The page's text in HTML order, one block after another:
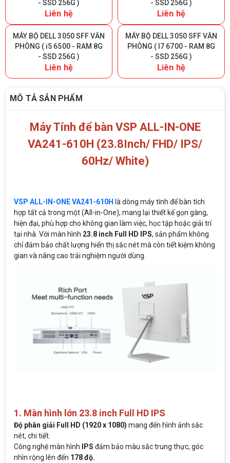
- SSD 256G )
Liên hệ
- SSD 256G )
Liên hệ
MÁY BỘ DELL 3050 SFF VĂN
PHÒNG ( i5 6500 - RAM 8G
- SSD 256G )
Liên hệ
MÁY BỘ DELL 3050 SFF VĂN
PHÒNG ( I7 6700 - RAM 8G
- SSD 256G )
Liên hệ
MÔ TẢ SẢN PHẨM
Máy Tính để bàn VSP ALL-IN-ONE
VA241-610H (23.8Inch/ FHD/ IPS/
60Hz/ White)
VSP ALL-IN-ONE VA241-610H là dòng máy tính để bàn tích
hợp tất cả trong một (All-in-One), mang lại thiết kế gọn gàng,
hiện đại, phù hợp cho không gian làm việc, học tập hoặc giải trí
tại nhà. Với màn hình 23.8 inch Full HD IPS, sản phẩm không
chỉ đảm bảo chất lượng hiển thị sắc nét mà còn tiết kiệm không
gian và nâng cao trải nghiệm người dùng.
1. Màn hình lớn 23.8 inch Full HD IPS
Độ phân giải Full HD (1920 x 1080) mang đến hình ảnh sắc
nét, chi tiết.
Công nghệ màn hình IPS đảm bảo màu sắc trung thực, góc
nhìn rộng lên đến 178 độ.